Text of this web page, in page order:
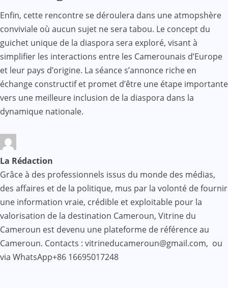
Enfin, cette rencontre se déroulera dans une atmopshère
conviviale où aucun sujet ne sera tabou. Le concept du
guichet unique de la diaspora sera exploré, visant à
simplifier les interactions entre les Camerounais d’Europe
et leur pays d’origine. La séance s’annonce riche en
échange constructif et promet d’être une étape importante
vers une meilleure inclusion de la diaspora dans la
dynamique nationale.
La Rédaction
Grâce à des professionnels issus du monde des médias,
des affaires et de la politique, mus par la volonté de fournir
une information vraie, crédible et exploitable pour la
valorisation de la destination Cameroun, Vitrine du
Cameroun est devenu une plateforme de référence au
Cameroun. Contacts : vitrineducameroun@gmail.com, ou
via WhatsApp+86 16695017248